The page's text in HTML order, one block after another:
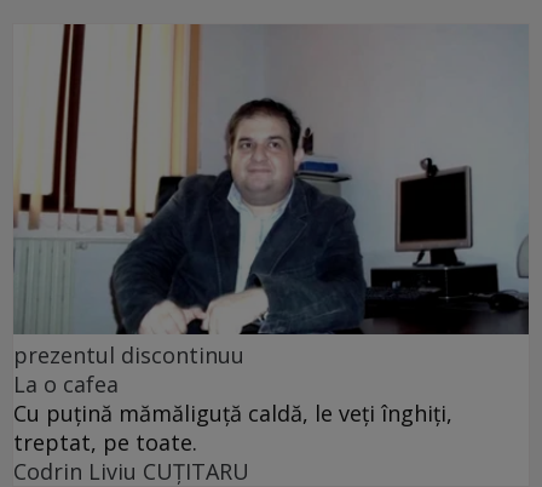
prezentul discontinuu
La o cafea
Cu puţină mămăliguţă caldă, le veţi înghiţi,
treptat, pe toate.
Codrin Liviu CUŢITARU